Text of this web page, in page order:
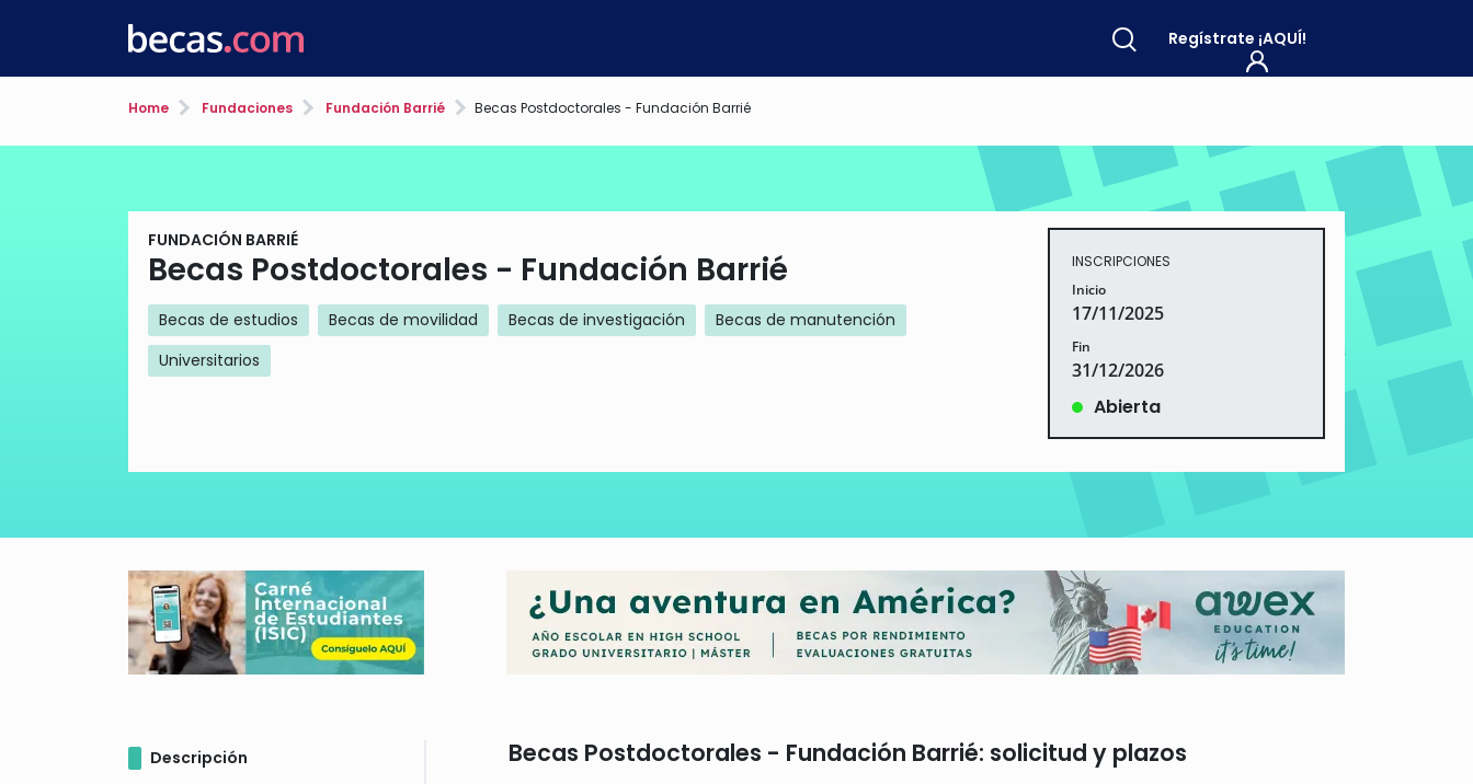
Regístrate ¡AQUÍ!
Home Fundaciones Fundación Barrié Becas Postdoctorales - Fundación Barrié
FUNDACIÓN BARRIÉ
Becas Postdoctorales - Fundación Barrié
Becas de estudios Becas de movilidad Becas de investigación
Becas de manutención
Universitarios
INSCRIPCIONES
Inicio
17/11/2025
Fin
31/12/2026
Abierta
Descripción
Becas Postdoctorales - Fundación Barrié: solicitud y plazos